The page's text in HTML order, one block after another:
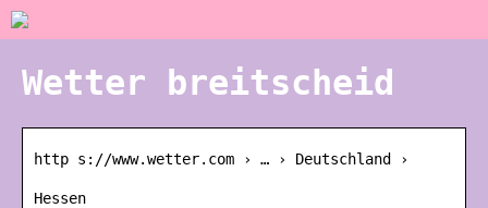
Wetter breitscheid
http s://www.wetter.com › … › Deutschland ›
Hessen